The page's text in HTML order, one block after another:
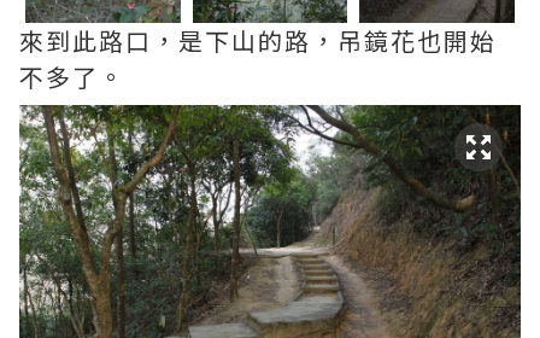
來到此路口，是下山的路，吊鏡花也開始
不多了。